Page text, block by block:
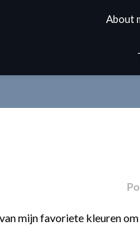
About
mijn favoriete kleuren